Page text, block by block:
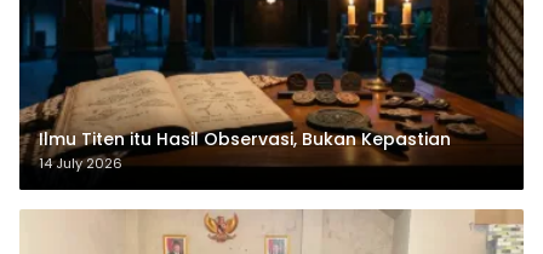
Ilmu Titen itu Hasil Observasi, Bukan Kepastian
14 July 2026